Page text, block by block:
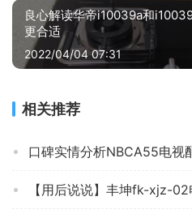
良心解读华帝i10039a和
更合适
2022/04/04 07:31
相关推荐